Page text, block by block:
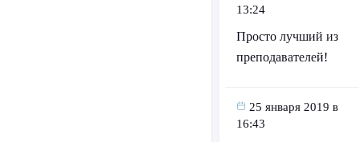
13:24
Просто лучший из
преподавателей!
25 января 2019 в
16:43